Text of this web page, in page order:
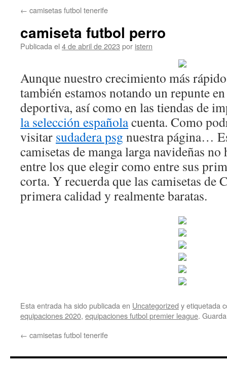
contenido
← camisetas futbol tenerife
camiseta futbol perro
Publicada el 4 de abril de 2023 por istern
Aunque nuestro crecimiento más
también estamos notando un repunte
deportiva, así como en las tiendas de
la selección españolacuenta. Como
visitar sudadera psg nuestra página…
camisetas de manga larga navideñas
entre los que elegir como entre sus
corta. Y recuerda que las camisetas de
primera calidad y realmente baratas.
Esta entrada ha sido publicada en Uncategorized y etiquetada
equipaciones 2020, equipaciones futbol premier league.
← camisetas futbol tenerife